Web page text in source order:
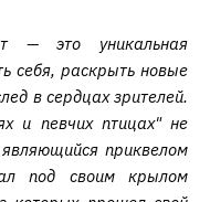
— это уникальная
себя, раскрыть новые
в сердцах зрителей.
и певчих птицах" не
приквелом
под своим крылом